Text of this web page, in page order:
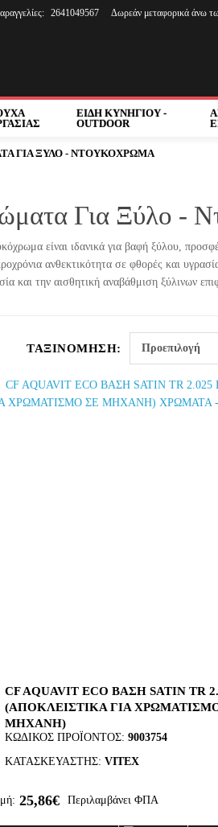
2641049567 Δωρεάν μεταφορικά άνω
ΕΙΔΗ ΚΥΝΗΓΙΟΥ -
OUTDOOR
ΓΙΑ ΞΥΛΟ - ΝΤΟΥΚΟΧΡΩΜΑ
Για Ξύλο -
είναι ιδανικά για βαφή ξύλου,
ανθεκτικότητα σε φθορές και
και την αισθητική αναβάθμιση ξύλινων
ΤΑΞΙΝΌΜΗΣΗ:
CF AQUAVIT ECO ΒΑΣΗ SATIN TR
(ΑΠΟΚΛΕΙΣΤΙΚΑ ΓΙΑ
ΜΗΧΑΝΗ)
ΚΩΔΙΚΌΣ ΠΡΟΪΌΝΤΟΣ: 9003754
ΚΑΤΑΣΚΕΥΑΣΤΉΣ: VITEX
25,86€ Περιλαμβάνει ΦΠΑ